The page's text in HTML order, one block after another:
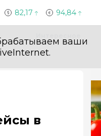
82,17 94,84
ваши
в